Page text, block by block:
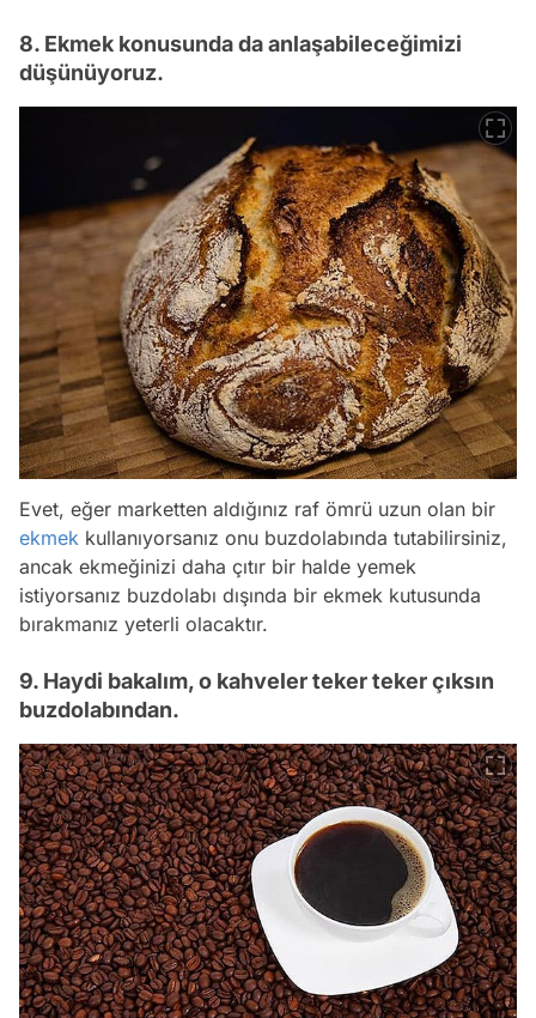
8. Ekmek konusunda da anlaşabileceğimizi
düşünüyoruz.
Evet, eğer marketten aldığınız raf ömrü uzun olan bir
ekmek kullanıyorsanız onu buzdolabında tutabilirsiniz,
ancak ekmeğinizi daha çıtır bir halde yemek
istiyorsanız buzdolabı dışında bir ekmek kutusunda
bırakmanız yeterli olacaktır.
9. Haydi bakalım, o kahveler teker teker çıksın
buzdolabından.